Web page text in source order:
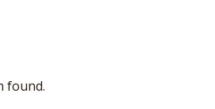
found.